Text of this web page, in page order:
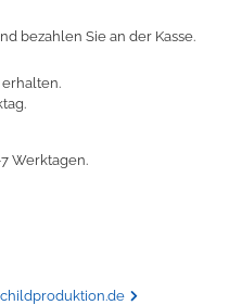
bezahlen Sie an der Kasse.
Werktagen.